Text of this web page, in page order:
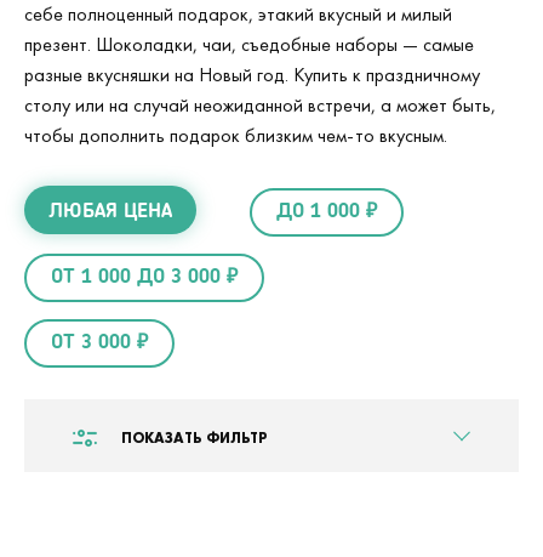
себе полноценный подарок, этакий вкусный и милый
презент. Шоколадки, чаи, съедобные наборы — самые
разные вкусняшки на Новый год. Купить к праздничному
столу или на случай неожиданной встречи, а может быть,
чтобы дополнить подарок близким чем-то вкусным.
ЛЮБАЯ ЦЕНА ДО 1 000 ₽
ОТ 1 000 ДО 3 000 ₽
ОТ 3 000 ₽
ПОКАЗАТЬ ФИЛЬТР